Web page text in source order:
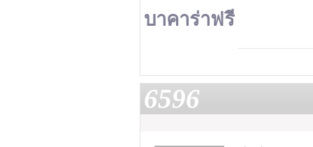
บาคาร่าฟรี
6596